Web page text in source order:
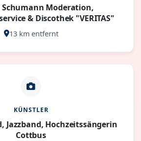
Schumann Moderation,
& Discothek "VERITAS"
13 km entfernt
KÜNSTLER
Jazzband, Hochzeitssängerin
Cottbus